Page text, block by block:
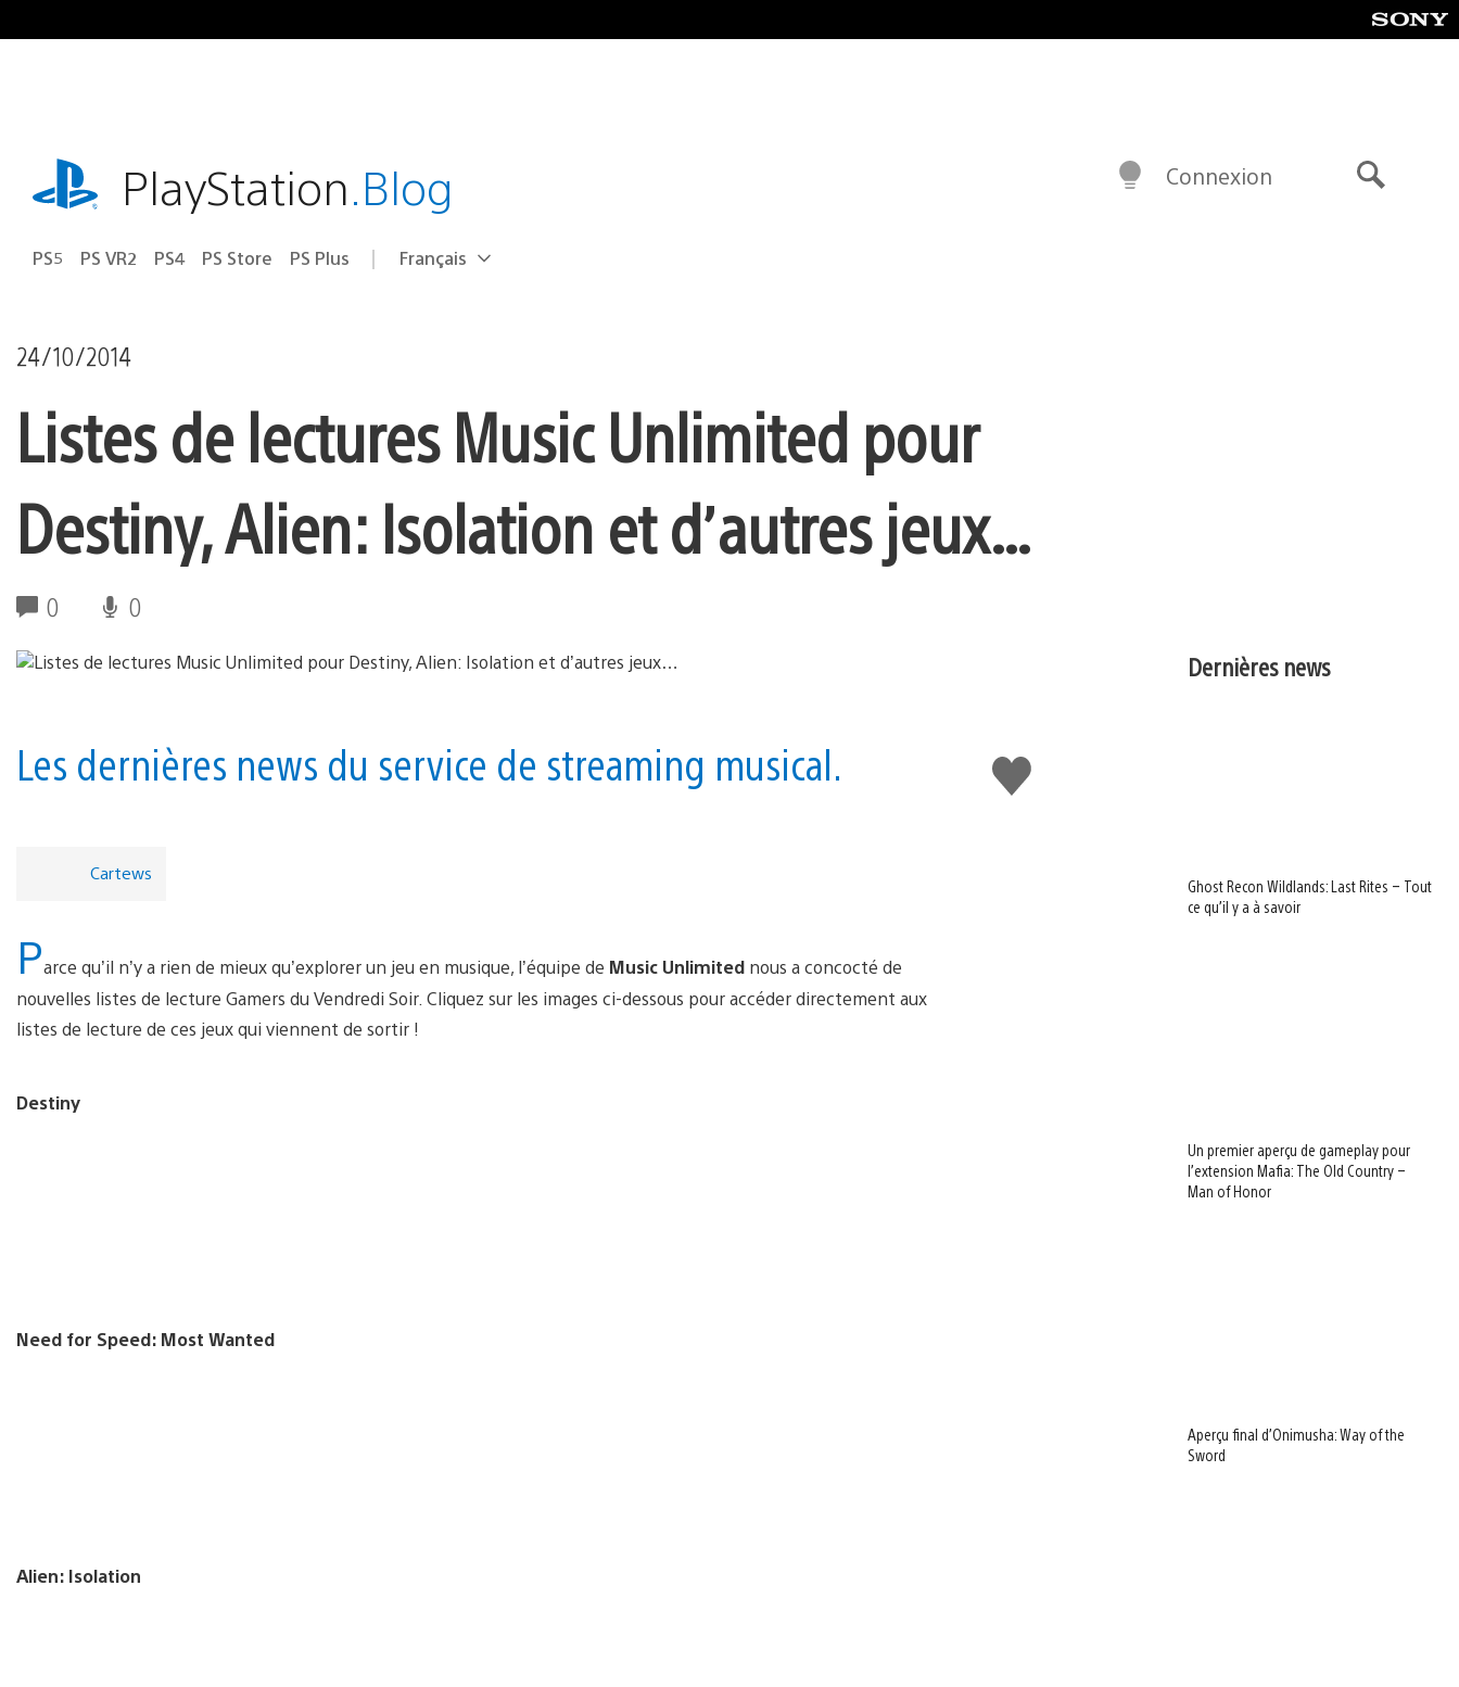
au
playstation.comPlayStation.Blog
PS5 PS VR2 PS4 PS Store PS Plus Choisir
Région
Français
Connexion
24/10/2014
Listes de lectures Music Unlimited pour
Destiny, Alien: Isolation et d’autres jeux…
0 0
J'aime
Les dernières news du service de streaming musical.
Cartews
Parce qu’il n’y a rien de mieux qu’explorer un jeu en musique, l’équipe de Music Unlimited nous a concocté de
nouvelles listes de lecture Gamers du Vendredi Soir. Cliquez sur les images ci-dessous pour accéder directement aux
listes de lecture de ces jeux qui viennent de sortir !
Destiny
Need for Speed: Most Wanted
Alien: Isolation
Dernières news
Ghost Recon Wildlands: Last Rites – Tout
ce qu’il y a à savoir
Un premier aperçu de gameplay pour
l’extension Mafia: The Old Country –
Man of Honor
Aperçu final d’Onimusha: Way of the
Sword